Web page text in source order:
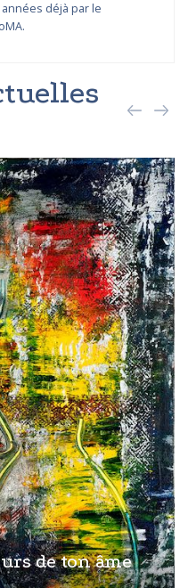
déjà par le
de ton âme